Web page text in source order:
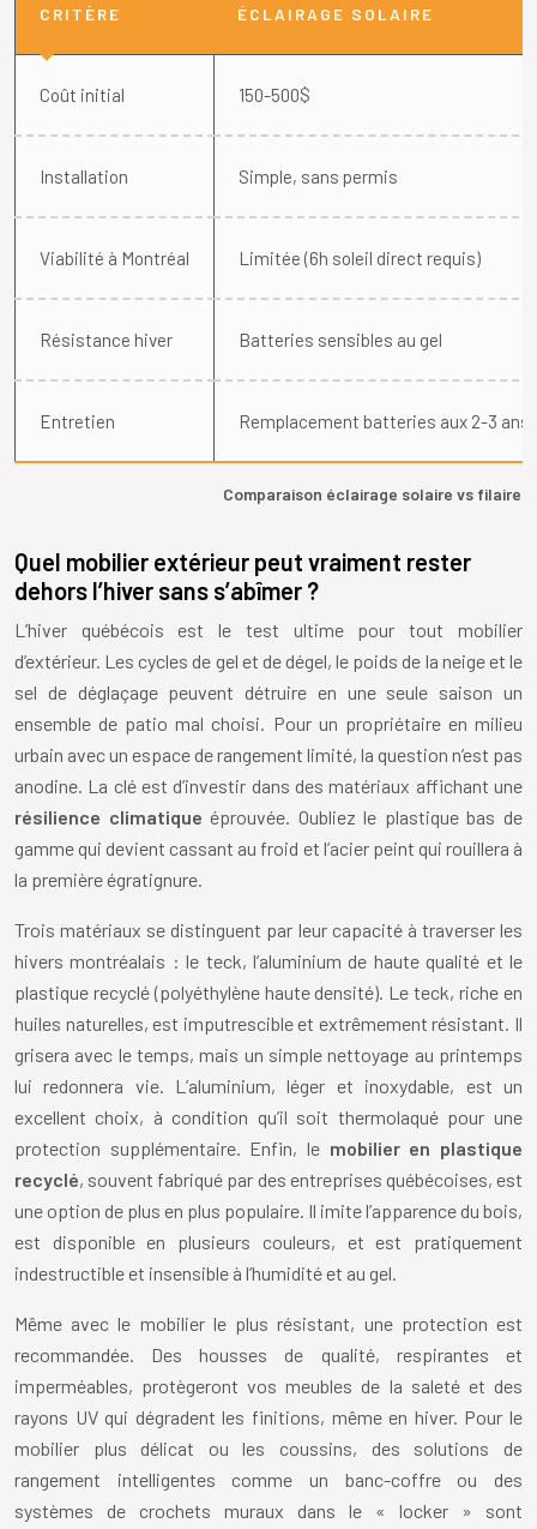
Comparaison éclairage solaire vs filaire
CRITÈRE ÉCLAIRAGE SOLAIRE
Coût initial 150-500$
Installation Simple, sans permis
Viabilité à Montréal Limitée (6h soleil direct requis)
Résistance hiver Batteries sensibles au gel
Entretien Remplacement batteries aux 2-3 ans
Quel mobilier extérieur peut vraiment rester
dehors l’hiver sans s’abîmer ?
L’hiver québécois est le test ultime pour tout mobilier
d’extérieur. Les cycles de gel et de dégel, le poids de la neige et le
sel de déglaçage peuvent détruire en une seule saison un
ensemble de patio mal choisi. Pour un propriétaire en milieu
urbain avec un espace de rangement limité, la question n’est pas
anodine. La clé est d’investir dans des matériaux affichant une
résilience climatique éprouvée. Oubliez le plastique bas de
gamme qui devient cassant au froid et l’acier peint qui rouillera à
la première égratignure.
Trois matériaux se distinguent par leur capacité à traverser les
hivers montréalais : le teck, l’aluminium de haute qualité et le
plastique recyclé (polyéthylène haute densité). Le teck, riche en
huiles naturelles, est imputrescible et extrêmement résistant. Il
grisera avec le temps, mais un simple nettoyage au printemps
lui redonnera vie. L’aluminium, léger et inoxydable, est un
excellent choix, à condition qu’il soit thermolaqué pour une
protection supplémentaire. Enfin, le mobilier en plastique
recyclé, souvent fabriqué par des entreprises québécoises, est
une option de plus en plus populaire. Il imite l’apparence du bois,
est disponible en plusieurs couleurs, et est pratiquement
indestructible et insensible à l’humidité et au gel.
Même avec le mobilier le plus résistant, une protection est
recommandée. Des housses de qualité, respirantes et
imperméables, protègeront vos meubles de la saleté et des
rayons UV qui dégradent les finitions, même en hiver. Pour le
mobilier plus délicat ou les coussins, des solutions de
rangement intelligentes comme un banc-coffre ou des
systèmes de crochets muraux dans le « locker » sont